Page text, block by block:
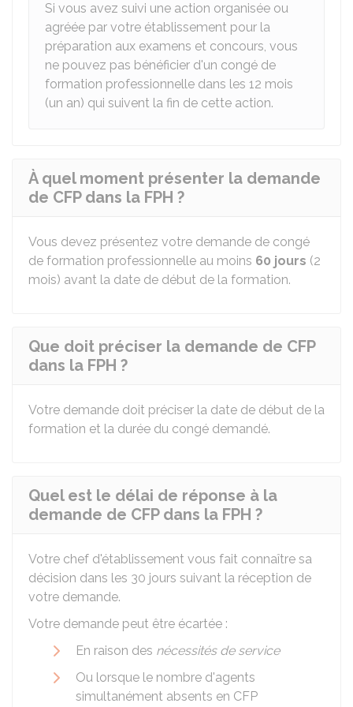
Si vous avez suivi une action organisée ou
agréée par votre établissement pour la
préparation aux examens et concours, vous
ne pouvez pas bénéficier d'un congé de
formation professionnelle dans les 12 mois
(un an) qui suivent la fin de cette action.
À quel moment présenter la demande
de CFP dans la FPH ?
Vous devez présentez votre demande de congé
de formation professionnelle au moins 60 jours (2
mois) avant la date de début de la formation.
Que doit préciser la demande de CFP
dans la FPH ?
Votre demande doit préciser la date de début de la
formation et la durée du congé demandé.
Quel est le délai de réponse à la
demande de CFP dans la FPH ?
Votre chef d'établissement vous fait connaître sa
décision dans les 30 jours suivant la réception de
votre demande.
Votre demande peut être écartée :
En raison des nécessités de service
Ou lorsque le nombre d'agents
simultanément absents en CFP